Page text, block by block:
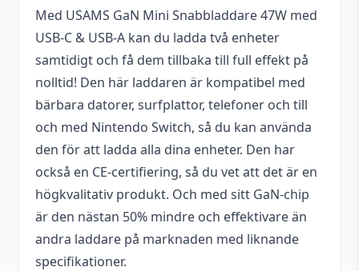
Med USAMS GaN Mini Snabbladdare 47W med
USB-C & USB-A kan du ladda två enheter
samtidigt och få dem tillbaka till full effekt på
nolltid! Den här laddaren är kompatibel med
bärbara datorer, surfplattor, telefoner och till
och med Nintendo Switch, så du kan använda
den för att ladda alla dina enheter. Den har
också en CE-certifiering, så du vet att det är en
högkvalitativ produkt. Och med sitt GaN-chip
är den nästan 50% mindre och effektivare än
andra laddare på marknaden med liknande
specifikationer.
Varumärke
Usams
Drivs med
AC 230 V
Svart”
Du måste vara inloggadför att skriva en
recension.